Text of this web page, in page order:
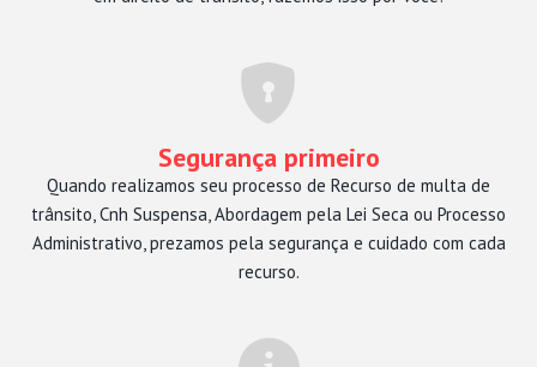
Segurança primeiro
Quando realizamos seu processo de Recurso de multa de
trânsito, Cnh Suspensa, Abordagem pela Lei Seca ou Processo
Administrativo, prezamos pela segurança e cuidado com cada
recurso.